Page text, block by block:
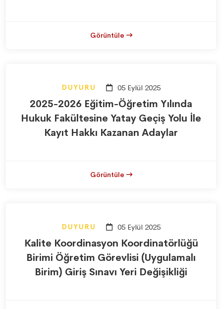
Görüntüle
DUYURU 05 Eylül 2025
2025-2026 Eğitim-Öğretim Yılında
Hukuk Fakültesine Yatay Geçiş Yolu İle
Kayıt Hakkı Kazanan Adaylar
Görüntüle
DUYURU 05 Eylül 2025
Kalite Koordinasyon Koordinatörlüğü
Birimi Öğretim Görevlisi (Uygulamalı
Birim) Giriş Sınavı Yeri Değişikliği